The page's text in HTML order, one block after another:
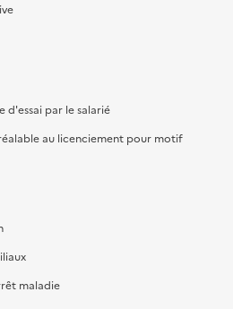
par le salarié
au licenciement pour motif
maladie